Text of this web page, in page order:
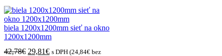
biela 1200x1200mm sieť na okno
1200x1200mm
42,78€ Pôvodná
29,81€Aktuálna
s DPH (24,84€ bez